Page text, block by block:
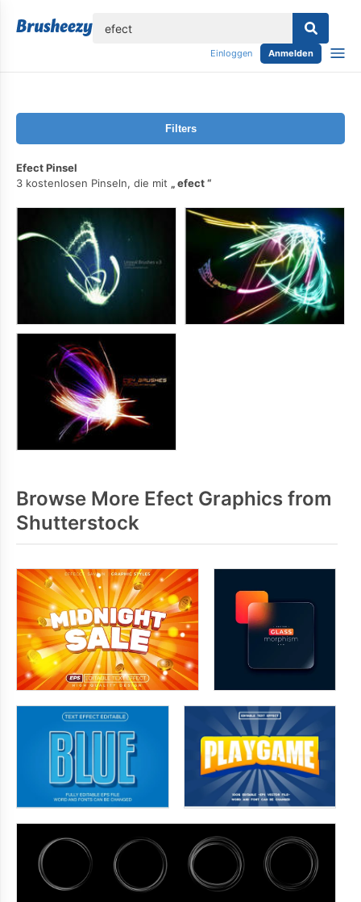
Einloggen Anmelden
Filters
Efect Pinsel
3 kostenlosen Pinseln, die mit
efect
Browse More Efect Graphics from
Shutterstock